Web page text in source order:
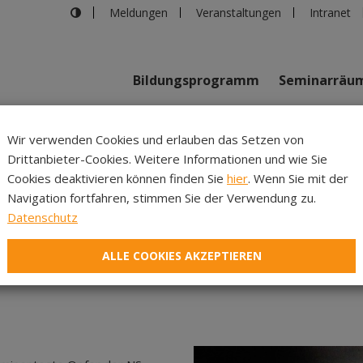
Meldungen Veranstaltungen Intranet
Bildungsprogramm
in Innsbruck
Lampert – das erste
Wir verwenden Cookies und erlauben das Setzen von
Drittanbieter-Cookies. Weitere Informationen und wie Sie
Cookies deaktivieren können finden Sie hier. Wenn Sie mit der
Navigation fortfahren, stimmen Sie der Verwendung zu.
Datenschutz
ALLE COOKIES AKZEPTIEREN